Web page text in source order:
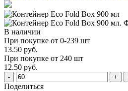
В наличии
При покупке от 0-239 шт
13.50 руб.
При покупке от 240 шт
12.50 руб.
Поделиться